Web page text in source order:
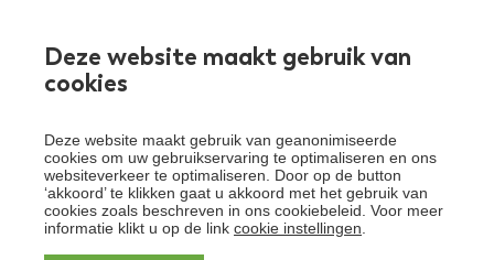
Deze website maakt gebruik van
cookies
Deze website maakt gebruik van geanonimiseerde
cookies om uw gebruikservaring te optimaliseren en ons
websiteverkeer te optimaliseren. Door op de button
‘akkoord’ te klikken gaat u akkoord met het gebruik van
cookies zoals beschreven in ons cookiebeleid. Voor meer
informatie klikt u op de link cookie instellingen
Over Santeon
Waardegedreven zorg
Schrijf je in voor de nieuwsbrief
Schrijf je in voor onze nieuwsbrief en ontvang het